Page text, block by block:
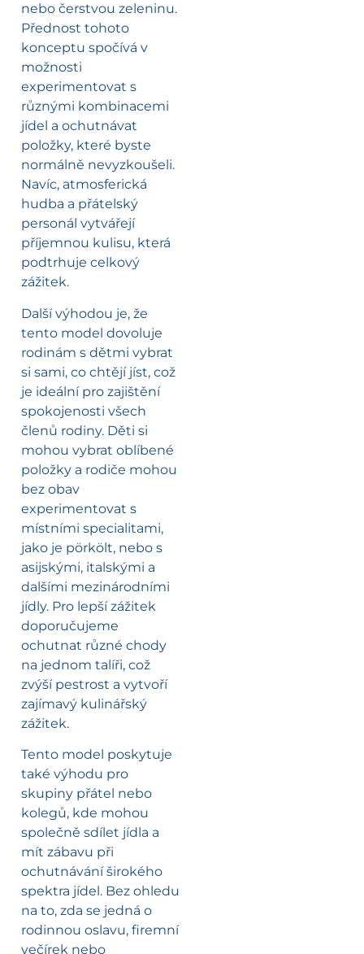
nebo čerstvou zeleninu.
Přednost tohoto
konceptu spočívá v
možnosti
experimentovat s
různými kombinacemi
jídel a ochutnávat
položky, které byste
normálně nevyzkoušeli.
Navíc, atmosferická
hudba a přátelský
personál vytvářejí
příjemnou kulisu, která
podtrhuje celkový
zážitek.
Další výhodou je, že
tento model dovoluje
rodinám s dětmi vybrat
si sami, co chtějí jíst, což
je ideální pro zajištění
spokojenosti všech
členů rodiny. Děti si
mohou vybrat oblíbené
položky a rodiče mohou
bez obav
experimentovat s
místními specialitami,
jako je pörkölt, nebo s
asijskými, italskými a
dalšími mezinárodními
jídly. Pro lepší zážitek
doporučujeme
ochutnat různé chody
na jednom talíři, což
zvýší pestrost a vytvoří
zajímavý kulinářský
zážitek.
Tento model poskytuje
také výhodu pro
skupiny přátel nebo
kolegů, kde mohou
společně sdílet jídla a
mít zábavu při
ochutnávání širokého
spektra jídel. Bez ohledu
na to, zda se jedná o
rodinnou oslavu, firemní
večírek nebo